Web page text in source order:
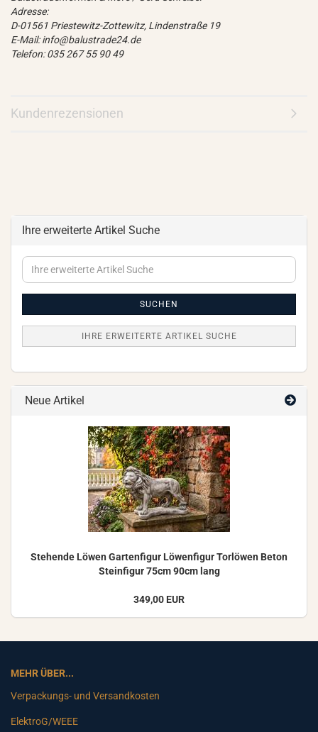
Adresse:
D-01561 Priestewitz-Zottewitz, Lindenstraße 19
E-Mail: info@balustrade24.de
Telefon: 035 267 55 90 49
Kundenrezensionen
Ihre erweiterte Artikel Suche
Ihre
erweiterte
SUCHEN
IHRE ERWEITERTE ARTIKEL SUCHE
Neue Artikel
Ste­hen­de Löwen Gar­ten­fi­gur Lö­wen­fi­gur Tor­lö­wen Beton
Stein­fi­gur 75cm 90cm lang
349,00 EUR
MEHR ÜBER...
Verpackungs- und Versandkosten
ElektroG/WEEE